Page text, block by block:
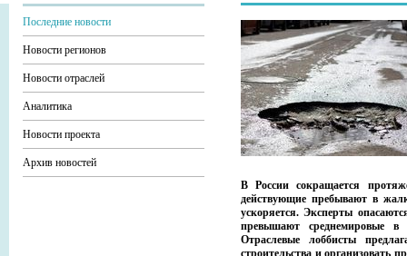
Последние новости
Новости регионов
Новости отраслей
Аналитика
Новости проекта
Архив новостей
В России сокращается
действующие пребывают в
ускоряется. Эксперты
превышают среднемировые в
Отраслевые лоббисты